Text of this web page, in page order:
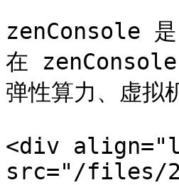
zenConsole 是
在 zenConsole
弹性算力、虚拟
<div
src="/files/